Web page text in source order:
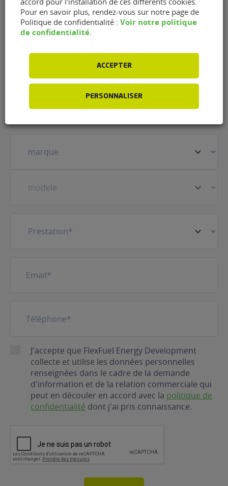
Pare-Brise Saintes de
Saintes (17100)
Nom(Nécessaire)
(Nécessaire)
véhicule(Nécessaire)
mail(Nécessaire)
RGPDJ'accepte que FlexFuel Energy Development
collecte et utilise les données personnelles
renseignées dans le cadre de la demande
d'information et de la relation commerciale qui
peut en découler en accord avec la politique de
confidentialité dont j'ai pris connaissance.
Pour en savoir plus, rendez-vous sur notre page de
Politique de confidentialité : Voir notre politique
de confidentialité
ACCEPTER
PERSONNALISER